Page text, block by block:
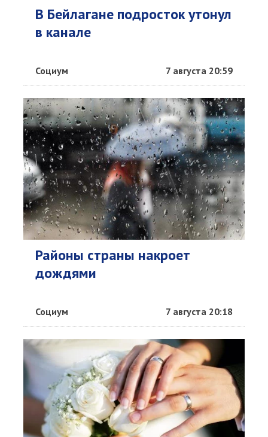
В Бейлагане подросток утонул
в канале
Социум 7 августа 20:59
Районы страны накроет
дождями
Социум 7 августа 20:18